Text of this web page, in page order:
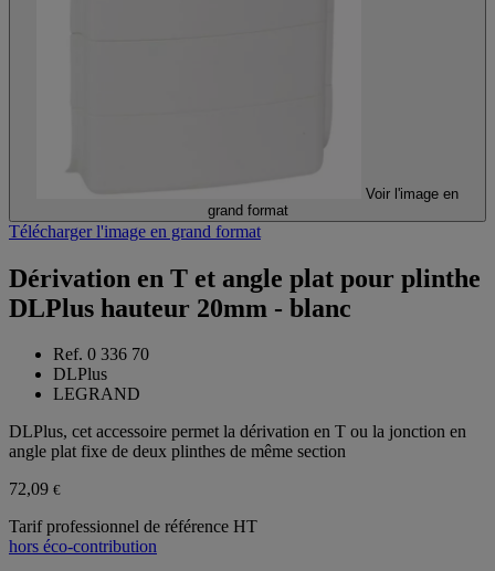
Voir l'image en
grand format
Télécharger l'image en grand format
Dérivation en T et angle plat pour plinthe
DLPlus hauteur 20mm - blanc
Ref. 0 336 70
DLPlus
LEGRAND
DLPlus, cet accessoire permet la dérivation en T ou la jonction en
angle plat fixe de deux plinthes de même section
72,09 €
Tarif professionnel de référence HT
hors éco-contribution